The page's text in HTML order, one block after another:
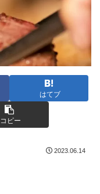
はてブ
コピー
2023.06.14